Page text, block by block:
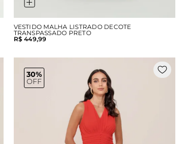
VESTIDO MALHA LISTRADO DECOTE
TRANSPASSADO PRETO
R$ 449,99
30%
OFF